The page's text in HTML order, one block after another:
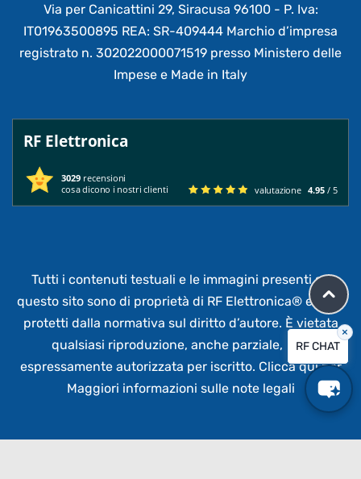
Via per Canicattini 29, Siracusa 96100 - P. Iva:
IT01963500895 REA: SR-409444 Marchio d’impresa
registrato n. 302022000071519 presso Ministero delle
Impese e Made in Italy
RF Elettronica
3029 recensioni
cosa dicono i nostri clienti
valutazione 4.95 / 5
Tutti i contenuti testuali e le immagini presenti su
questo sito sono di proprietà di RF Elettronica® e sono
protetti dalla normativa sul diritto d’autore. È vietata
qualsiasi riproduzione, anche parziale,
non
espressamente autorizzata per iscritto. Clicca qui per
Maggiori informazioni sulle note legali
RF CHAT
×